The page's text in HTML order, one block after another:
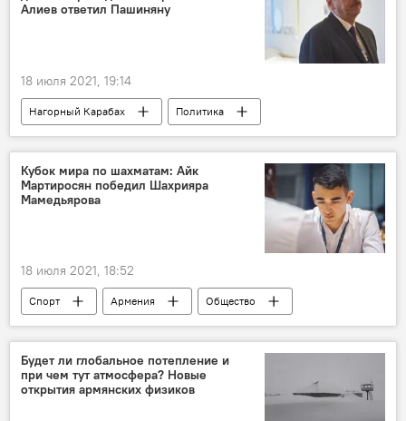
Алиев ответил Пашиняну
18 июля 2021, 19:14
Нагорный Карабах
Политика
Армения
Ильхам Алиев
регион
коммуникации
Пашинян Никол
Кубок мира по шахматам: Айк
Мартиросян победил Шахрияра
Мамедьярова
18 июля 2021, 18:52
Спорт Армения
Общество
Кубок мира по шахматам
Шахрияр Мамедъяров
Новости Армения
Айк Мартиросян
турнир
Будет ли глобальное потепление и
при чем тут атмосфера? Новые
открытия армянских физиков